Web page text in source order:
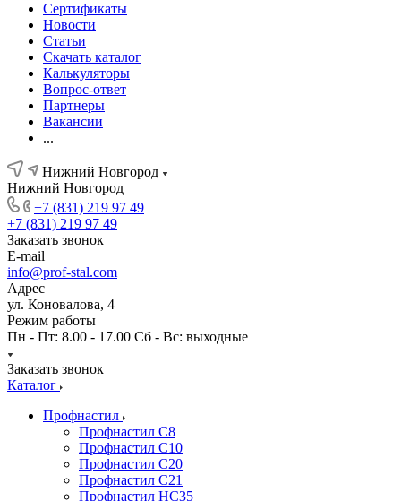
Сертификаты
Новости
Статьи
Скачать каталог
Калькуляторы
Вопрос-ответ
Партнеры
Вакансии
...
Нижний Новгород
Нижний Новгород
+7 (831) 219 97 49
+7 (831) 219 97 49
Заказать звонок
E-mail
info@prof-stal.com
Адрес
ул. Коновалова, 4
Режим работы
Пн - Пт: 8.00 - 17.00 Сб - Вс: выходные
Заказать звонок
Каталог
Профнастил
Профнастил С8
Профнастил С10
Профнастил С20
Профнастил С21
Профнастил НС35